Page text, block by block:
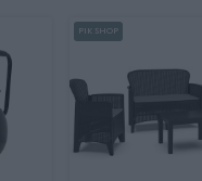
PIK SHOP